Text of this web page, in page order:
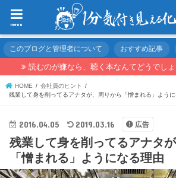
menu
このブログと管理者について おすすめ記事
読むのが嫌なら、聴く本なんてどうでしょ
HOME
会社員のヒント
残業して身を削ってるアナタが、周りから「憎まれる」よう
2016.04.05 2019.03.16 広告
残業して身を削ってるアナタ
「憎まれる」ようになる理由